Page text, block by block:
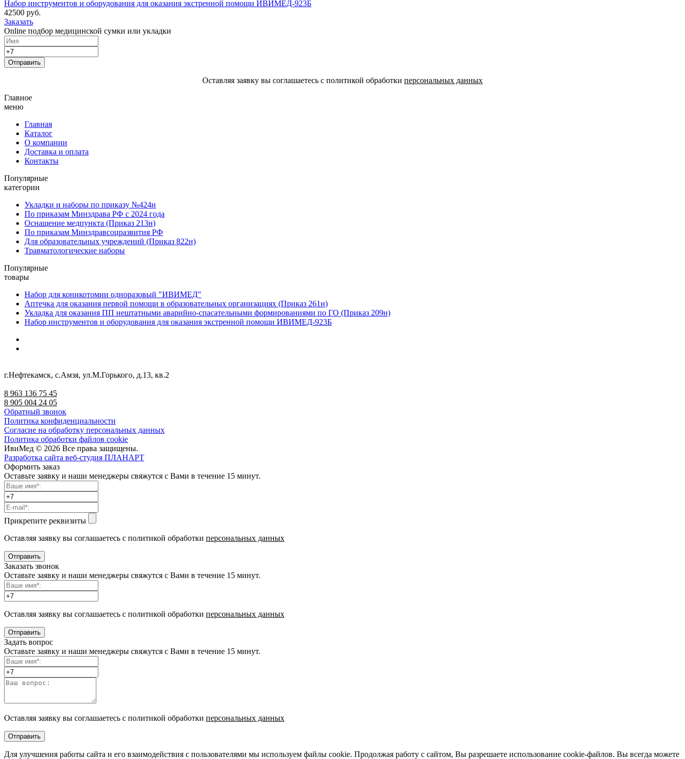
Набор инструментов и оборудования для оказания экстренной помощи ИВИМЕД-923Б
42500 руб.
Заказать
Online подбор медицинской сумки или укладки
Отправить
Оставляя заявку вы соглашаетесь с политикой обработки персональных данных
Главное
меню
Главная
Каталог
О компании
Доставка и оплата
Контакты
Популярные
категории
Укладки и наборы по приказу №424н
По приказам Минздрава РФ с 2024 года
Оснащение медпункта (Приказ 213н)
По приказам Минздравсоцразвития РФ
Для образовательных учреждений (Приказ 822н)
Травматологические наборы
Популярные
товары
Набор для коникотомии одноразовый "ИВИМЕД"
Аптечка для оказания первой помощи в образовательных организациях (Приказ 261н)
Укладка для оказания ПП нештатными аварийно-спасательными формированиями по ГО (Приказ 209н)
Набор инструментов и оборудования для оказания экстренной помощи ИВИМЕД-923Б
г.Нефтекамск, с.Амзя, ул.М.Горького, д.13, кв.2
8 963 136 75 45
8 905 004 24 05
Обратный звонок
Политика конфиденциальности
Согласие на обработку персональных данных
Политика обработки файлов cookie
ИвиМед © 2026 Все права защищены.
Разработка сайта веб-студия ПЛАНАРТ
Оформить заказ
Оставьте заявку и наши менеджеры свяжутся с Вами в течение 15 минут.
Прикрепите реквизиты
Оставляя заявку вы соглашаетесь с политикой обработки персональных данных
Заказать звонок
Оставьте заявку и наши менеджеры свяжутся с Вами в течение 15 минут.
Оставляя заявку вы соглашаетесь с политикой обработки персональных данных
Отправить
Задать вопрос
Оставьте заявку и наши менеджеры свяжутся с Вами в течение 15 минут.
Оставляя заявку вы соглашаетесь с политикой обработки персональных данных
Отправить
Для улучшения работы сайта и его взаимодействия с пользователями мы используем файлы cookie. Продолжая работу с сайтом, Вы разрешаете использование cookie-файлов. Вы всегда можете